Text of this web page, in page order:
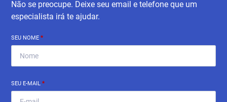
Não se preocupe. Deixe seu email e telefone que um
especialista irá te ajudar.
SEU NOME*
SEU E-MAIL*